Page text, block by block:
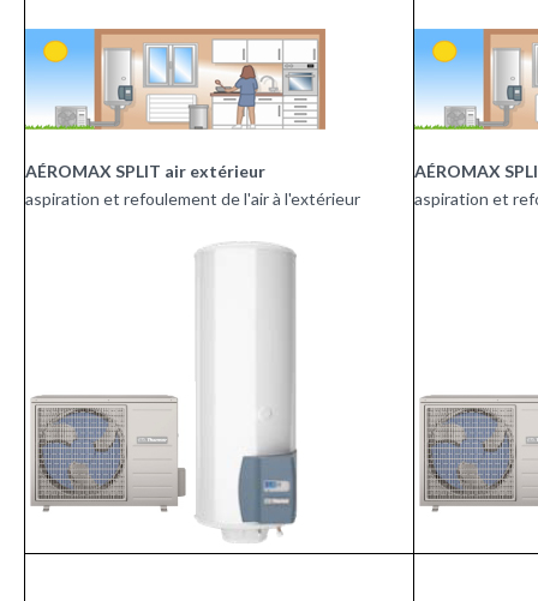
AÉROMAX SPLIT air extérieur
aspiration et refoulement de l'air à l'extérieur
AÉROMAX
aspiration et